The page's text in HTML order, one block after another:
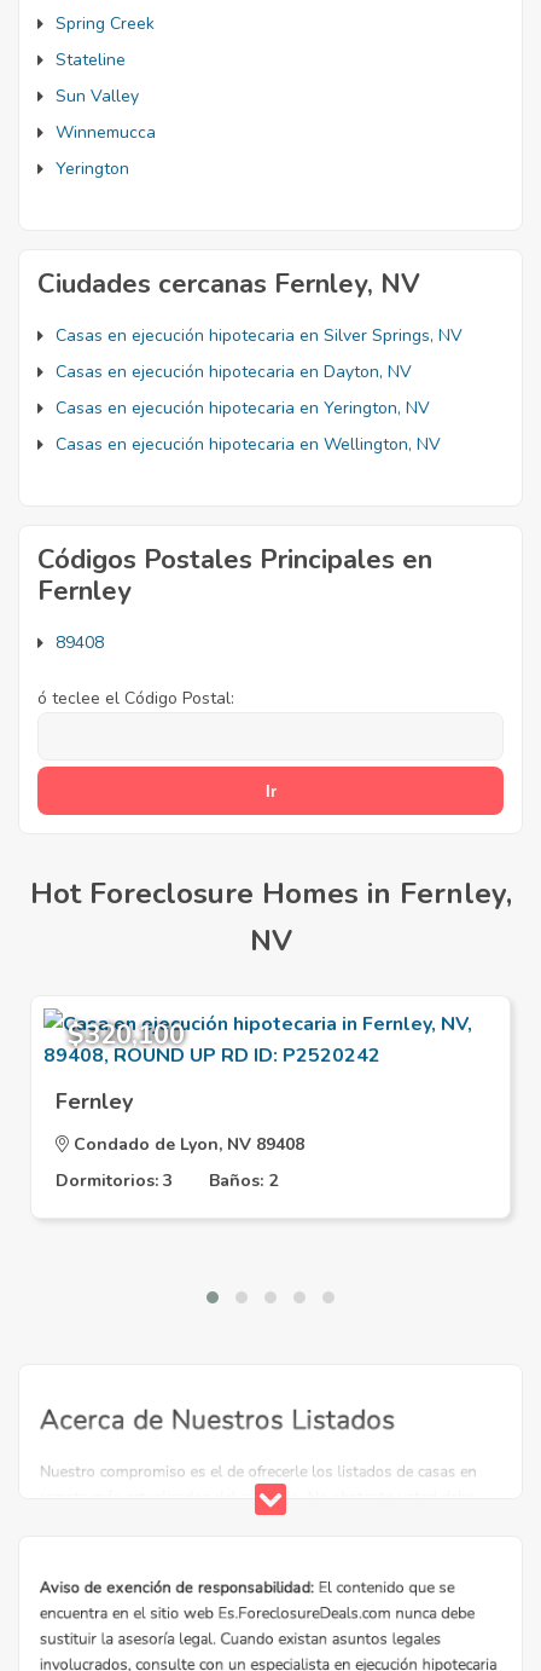
Spring Creek
Stateline
Sun Valley
Winnemucca
Yerington
Ciudades cercanas Fernley, NV
Casas en ejecución hipotecaria en Silver Springs, NV
Casas en ejecución hipotecaria en Dayton, NV
Casas en ejecución hipotecaria en Yerington, NV
Casas en ejecución hipotecaria en Wellington, NV
Códigos Postales Principales en
Fernley
89408
ó teclee el Código Postal:
Hot Foreclosure Homes in Fernley,
NV
$320,100
Fernley
Condado de Lyon, NV 89408
Dormitorios: 3
Baños: 2